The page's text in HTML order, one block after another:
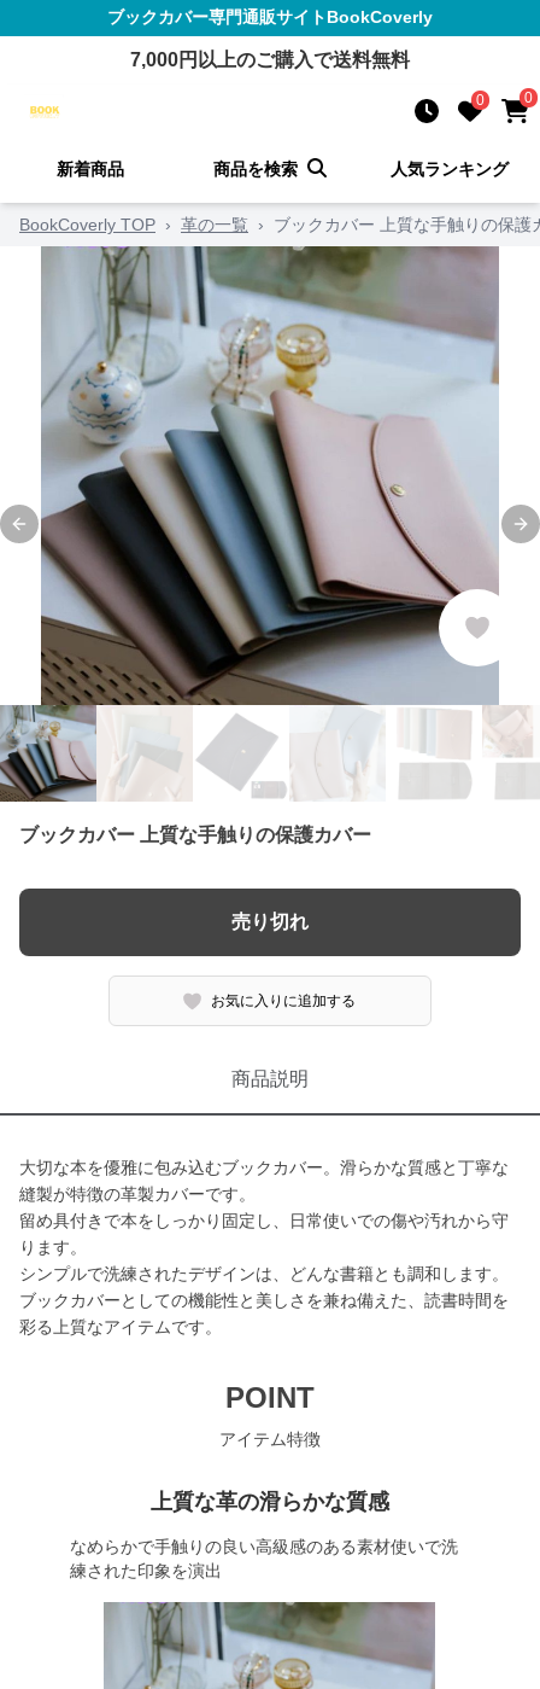
ブックカバー専門通販サイトBookCoverly
7,000円以上のご購入で送料無料
0 0
新着商品 商品を検索 人気ランキング
BookCoverly TOP › 革の一覧 › ブックカバー 上質な手触りの保護
Previous slide
ブックカバー 上質な手触りの保護カバー
売り切れ
お気に入りに追加する
商品説明
大切な本を優雅に包み込むブックカバー。滑らかな質感と丁寧な
縫製が特徴の革製カバーです。
留め具付きで本をしっかり固定し、日常使いでの傷や汚れから守
ります。
シンプルで洗練されたデザインは、どんな書籍とも調和します。
ブックカバーとしての機能性と美しさを兼ね備えた、読書時間を
彩る上質なアイテムです。
POINT
アイテム特徴
上質な革の滑らかな質感
なめらかで手触りの良い高級感のある素材使いで洗
練された印象を演出